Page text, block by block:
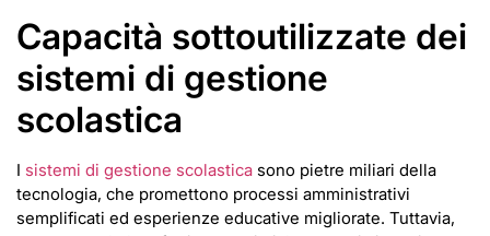
Capacità sottoutilizzate dei
sistemi di gestione
scolastica
I sistemi di gestione scolastica sono pietre miliari della
tecnologia, che promettono processi amministrativi
semplificati ed esperienze educative migliorate. Tuttavia,